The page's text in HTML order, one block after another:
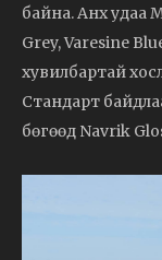
байна. Анх удаа
Grey, Varesine
хувилбартай
Стандарт
бөгөөд Navrik